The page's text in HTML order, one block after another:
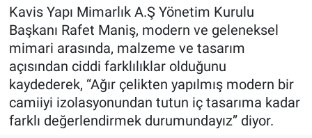
Kavis Yapı Mimarlık A.Ş Yönetim Kurulu
Başkanı Rafet Maniş, modern ve geleneksel
mimari arasında, malzeme ve tasarım
açısından ciddi farklılıklar olduğunu
kaydederek, “Ağır çelikten yapılmış modern bir
camiiyi izolasyonundan tutun iç tasarıma kadar
farklı değerlendirmek durumundayız” diyor.
EndüstriST
Enerjisini Üreten Fabrikalar
Endüstri 4.0 Uygulamaları
Ağır Sanayi Çözümleri